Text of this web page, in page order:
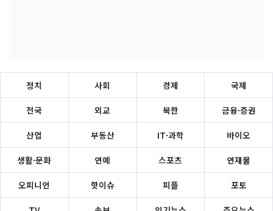
정치 사회 경제 국제
전국 외교 북한 금융·증권
산업 부동산 IT·과학 바이오
생활·문화 연예 스포츠 연재물
오피니언 핫이슈 피플 포토